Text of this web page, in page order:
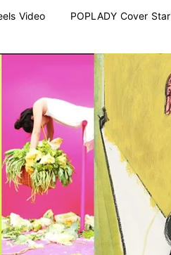
Video POPLADY Cover Star